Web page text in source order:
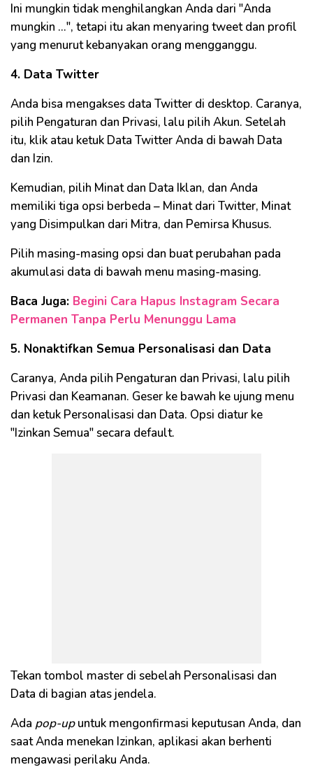
Ini mungkin tidak menghilangkan Anda dari "Anda
mungkin ...", tetapi itu akan menyaring tweet dan profil
yang menurut kebanyakan orang mengganggu.
4. Data Twitter
Anda bisa mengakses data Twitter di desktop. Caranya,
pilih Pengaturan dan Privasi, lalu pilih Akun. Setelah
itu, klik atau ketuk Data Twitter Anda di bawah Data
dan Izin.
Kemudian, pilih Minat dan Data Iklan, dan Anda
memiliki tiga opsi berbeda – Minat dari Twitter, Minat
yang Disimpulkan dari Mitra, dan Pemirsa Khusus.
Pilih masing-masing opsi dan buat perubahan pada
akumulasi data di bawah menu masing-masing.
Baca Juga: Begini Cara Hapus Instagram Secara
Permanen Tanpa Perlu Menunggu Lama
5. Nonaktifkan Semua Personalisasi dan Data
Caranya, Anda pilih Pengaturan dan Privasi, lalu pilih
Privasi dan Keamanan. Geser ke bawah ke ujung menu
dan ketuk Personalisasi dan Data. Opsi diatur ke
"Izinkan Semua" secara default.
Tekan tombol master di sebelah Personalisasi dan
Data di bagian atas jendela.
Ada pop-upuntuk mengonfirmasi keputusan Anda, dan
saat Anda menekan Izinkan, aplikasi akan berhenti
mengawasi perilaku Anda.